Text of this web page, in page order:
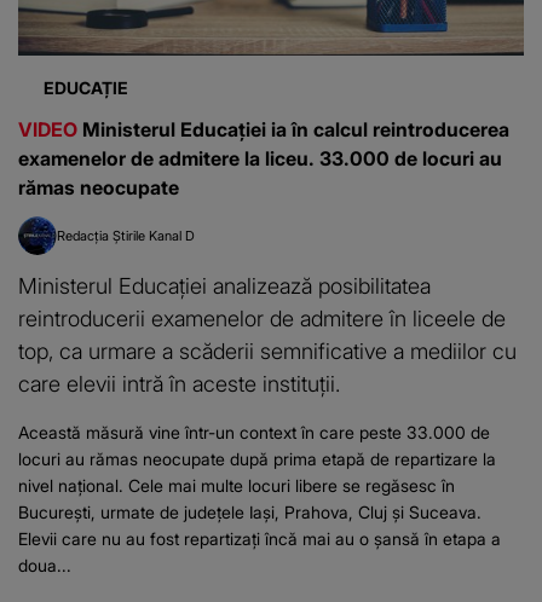
EDUCAȚIE
VIDEO Ministerul Educației ia în calcul reintroducerea
examenelor de admitere la liceu. 33.000 de locuri au
rămas neocupate
Redacția Știrile Kanal D
Ministerul Educației analizează posibilitatea
reintroducerii examenelor de admitere în liceele de
top, ca urmare a scăderii semnificative a mediilor cu
care elevii intră în aceste instituții.
Această măsură vine într-un context în care peste 33.000 de
locuri au rămas neocupate după prima etapă de repartizare la
nivel național. Cele mai multe locuri libere se regăsesc în
București, urmate de județele Iași, Prahova, Cluj și Suceava.
Elevii care nu au fost repartizați încă mai au o șansă în etapa a
doua...